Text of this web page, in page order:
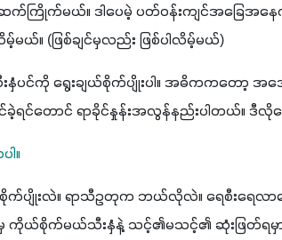
ြိုက်မယ်။ ဒါပေမဲ့ ပတ်ဝန်းကျင်အခြေအနေက
ယ်။ (ဖြစ်ချင်မှလည်း ဖြစ်ပါလိမ့်မယ်)
င်ကို ရွေးချယ်စိုက်ပျိုးပါ။ အဓိကကတော့ အ
ခဲ့ရင်တောင် ရာခိုင်နှုန်းအလွန်နည်းပါတယ်။ ဒီလို
။
ပျိုးလဲ။ ရာသီဥတုက ဘယ်လိုလဲ။ ရေစီးရေလာ
ကိုယ်စိုက်မယ်သီးနှံနဲ့ သင့်၏မသင့်၏ ဆုံးဖြတ်ရမှာ